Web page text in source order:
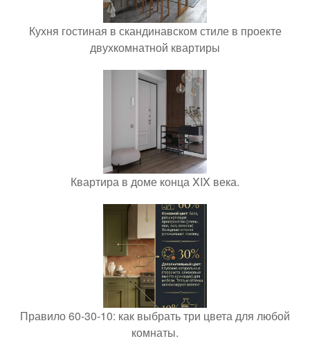
Кухня гостиная в скандинавском стиле в проекте
двухкомнатной квартиры
Квартира в доме конца XIX века.
Правило 60-30-10: как выбрать три цвета для любой
комнаты.